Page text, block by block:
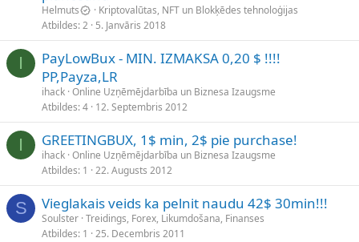
Helmuts
Kriptovalūtas, NFT un Blokķēdes tehnoloģijas
Atbildes 2 5. Janvāris 2018
I
PayLowBux - MIN. IZMAKSA 0,20 $ !!!!
PP,Payza,LR
ihack Online Uzņēmējdarbība un Biznesa Izaugsme
Atbildes 4 12. Septembris 2012
I GREETINGBUX, 1$ min, 2$ pie purchase!
ihack Online Uzņēmējdarbība un Biznesa Izaugsme
Atbildes 1 22. Augusts 2012
S Vieglakais veids ka pelnit naudu 42$ 30min!!!
Soulster Treidings, Forex, Likumdošana, Finanses
Atbildes 1 25. Decembris 2011